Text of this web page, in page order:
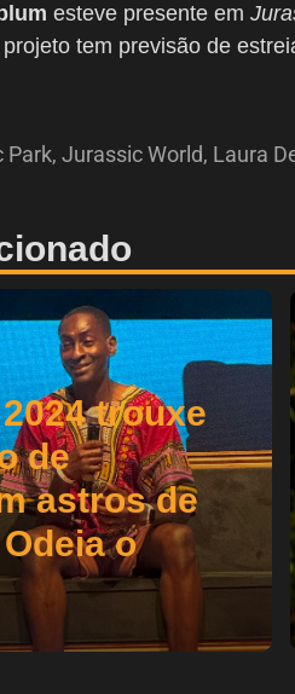
esteve presente em
tem previsão de
Park, Jurassic World, Laura
trouxe
de
astros de
o